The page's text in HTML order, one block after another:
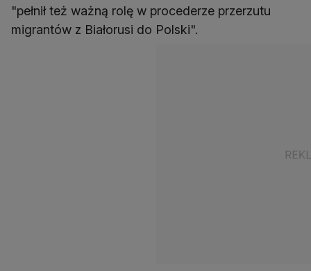
"pełnił też ważną rolę w procederze przerzutu
migrantów z Białorusi do Polski".